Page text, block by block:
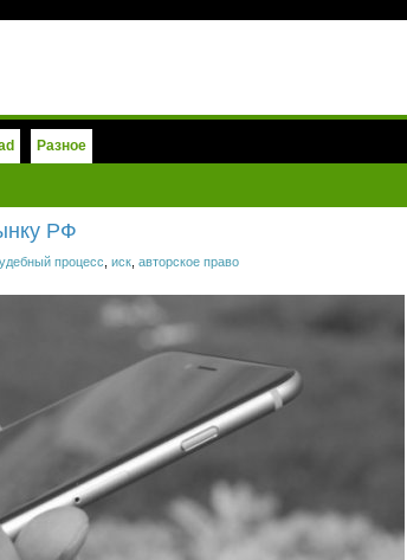
Разное
РФ
процесс иск авторское право